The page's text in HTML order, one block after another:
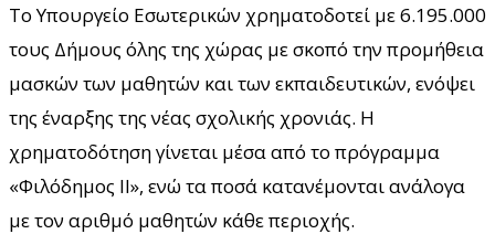
Το Υπουργείο Εσωτερικών χρηματοδοτεί με 6.195.000
τους Δήμους όλης της χώρας με σκοπό την προμήθεια
μασκών των μαθητών και των εκπαιδευτικών, ενόψει
της έναρξης της νέας σχολικής χρονιάς. Η
χρηματοδότηση γίνεται μέσα από το πρόγραμμα
«Φιλόδημος ΙΙ», ενώ τα ποσά κατανέμονται ανάλογα
με τον αριθμό μαθητών κάθε περιοχής.